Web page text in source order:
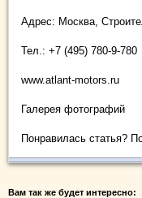
Адрес: Москва,
Тел.: +7 (495) 780-9-780
www.atlant-motors.ru
Галерея фотографий
Понравилась статья?
Вам так же будет интересно: